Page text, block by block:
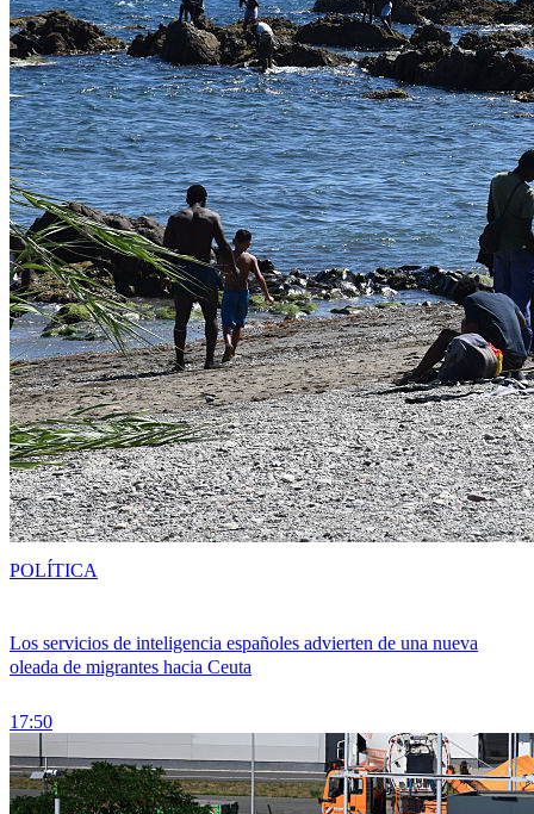
Los servicios de inteligencia españoles advierten de una nueva
oleada de migrantes hacia Ceuta
17:50
POLÍTICA